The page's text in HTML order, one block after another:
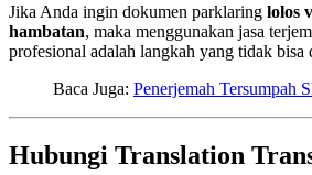
Jika Anda ingin dokumen parklaring lolos
hambatan, maka menggunakan jasa
profesional adalah langkah yang tidak bisa
Baca Juga: Penerjemah Tersumpah
Hubungi Translation